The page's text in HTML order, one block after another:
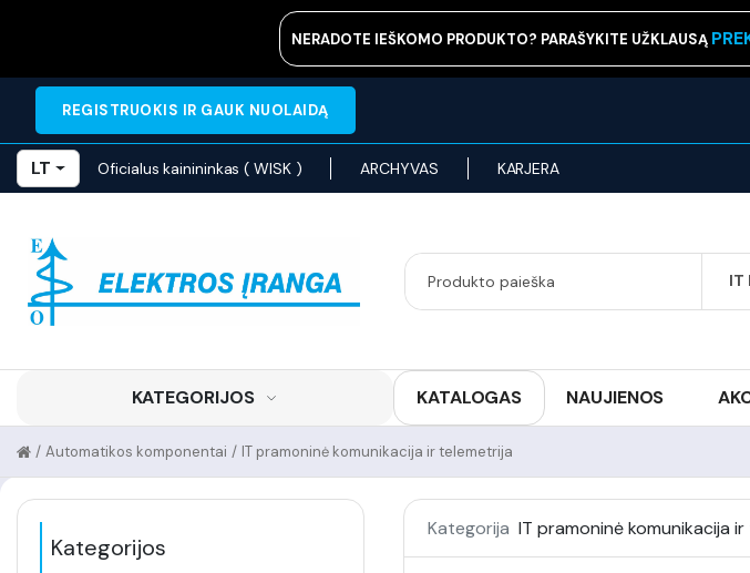
NERADOTE IEŠKOMO PRODUKTO? PARAŠYKITE UŽKLAUSĄ
REGISTRUOKIS IR GAUK NUOLAIDĄ
LT Oficialus kainininkas ( WISK ) ARCHYVAS KARJERA
IT
KATEGORIJOS KATALOGAS NAUJIENOS
IT pramoninė komunikacija ir telemetrija
/
Automatikos komponentai
/
Kategorijos
Kategorija IT pramoninė komunikacija